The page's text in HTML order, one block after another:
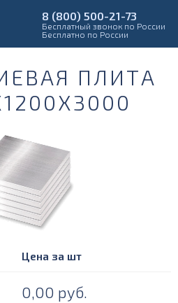
8 (800) 500-21-73
Бесплатный звонок по России
Бесплатно по России
ПЛИТА
Цена за шт
0,00 руб.